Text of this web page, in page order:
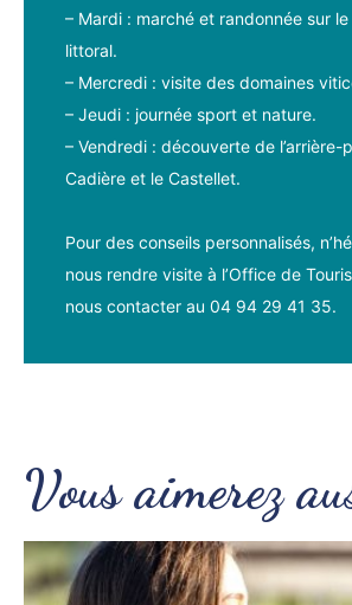
– Mardi : marché et randonnée sur
littoral.
– Mercredi : visite des domaines
– Jeudi : journée sport et nature.
– Vendredi : découverte de l’arrière-
Cadière et le Castellet.
Pour des conseils personnalisés,
nous rendre visite à l’Office de
nous contacter au 04 94 29 41 35.
Vous aimerez